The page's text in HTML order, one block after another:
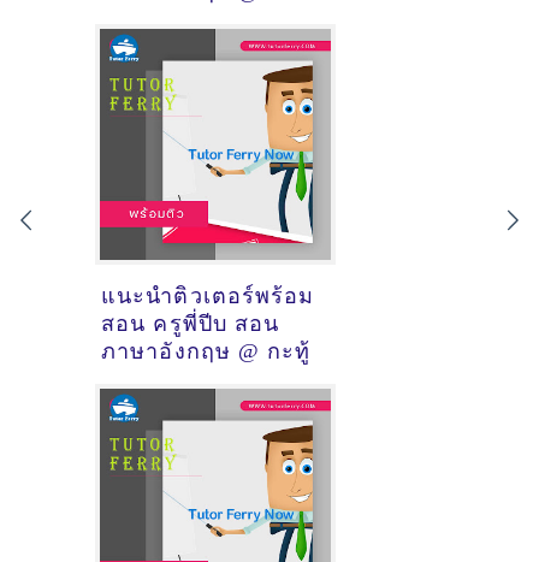
แนะนำติวเตอร์พร้อม
สอน ครูพี่ปีบ สอน
ภาษาอังกฤษ @ กะทู้